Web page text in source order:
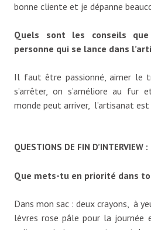
bonne cliente et je dépanne
Quels sont les conseils
personne qui se lance dans
Il faut être passionné, aimer le
s’arrêter, on s’améliore au
monde peut arriver, l’artisanat
QUESTIONS DE FIN D’INTERVIEW :
Que mets-tu en priorité dans
Dans mon sac : deux crayons, à
lèvres rose pâle pour la